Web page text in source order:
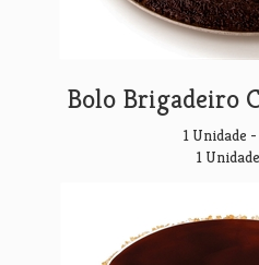
Bolo Brigadeiro
1 Unidade
1